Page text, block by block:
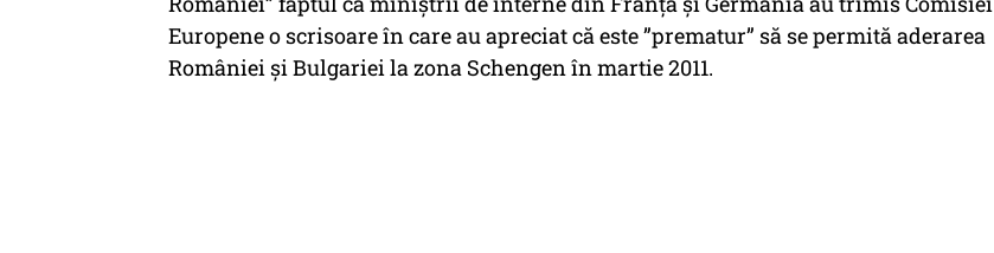
Europene o scrisoare în care au apreciat că este ”prematur” să se permită aderarea
României și Bulgariei la zona Schengen în martie 2011.